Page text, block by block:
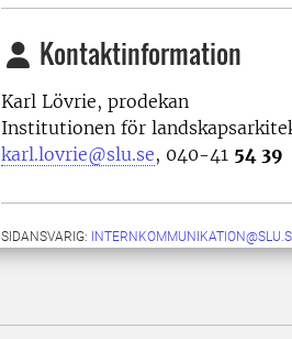
Kontaktinformation
Karl Lövrie, prodekan
Institutionen för
karl.lovrie@slu.se, 040-41 54 39
SIDANSVARIG: